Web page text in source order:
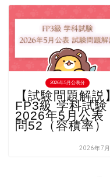
2026年5月公表分
【試験問題解説
FP3級 学科試験
2026年5月公表
問52（容積率）
2026年7